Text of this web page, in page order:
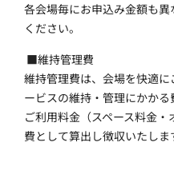
各会場毎にお申込み金額も
ください。
■維持管理費
維持管理費は、会場を快適
ービスの維持・管理にかかる
ご利用料金（スペース料金
費として算出し徴収いたしま